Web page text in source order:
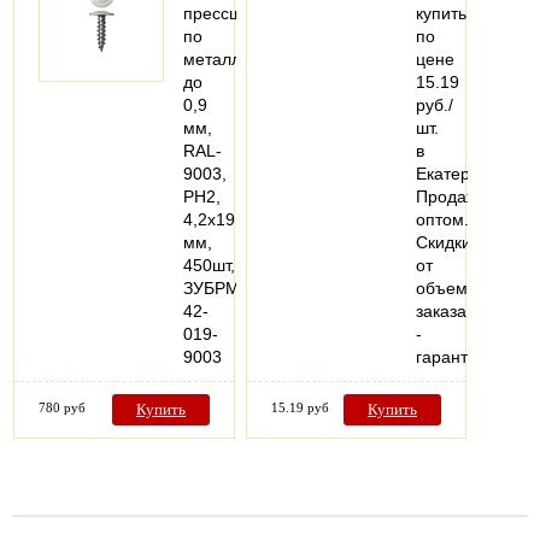
прессшайбой
по
металлу
до
0,9
мм,
RAL-
9003,
PH2,
4,2х19
мм,
450шт,
ЗУБРМастер300191-
42-
019-
9003
780 руб Купить
купить
по
цене
15.19
руб./
шт.
в
Екатеринбурге.
Продажа
оптом.
Скидки
от
объема
заказа
-
гарантия…
15.19 руб Купить